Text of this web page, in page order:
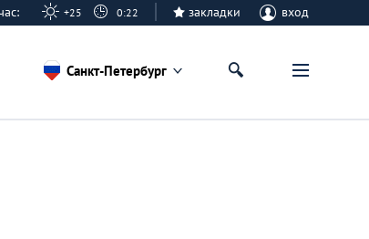
+25 0:22 закладки вход
Санкт-Петербург